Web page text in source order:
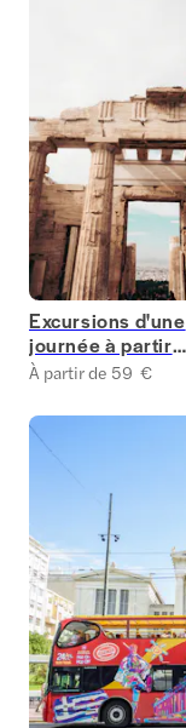
Excursions d'une
journée à partir
d'Athènes
À partir de 59 €